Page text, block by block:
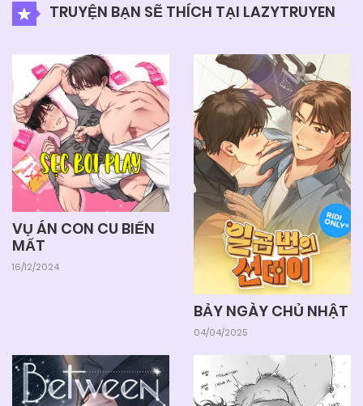
TRUYỆN BẠN SẼ THÍCH TẠI LAZYTRUYEN
VỤ ÁN CON CU BIẾN
MẤT
16/12/2024
BẢY NGÀY CHỦ NHẬT
04/04/2025